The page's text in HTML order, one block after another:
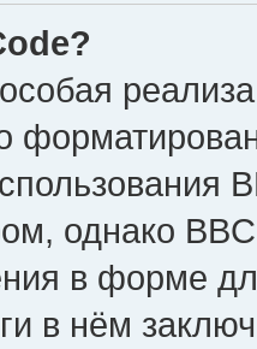
однако
в форме
в нём